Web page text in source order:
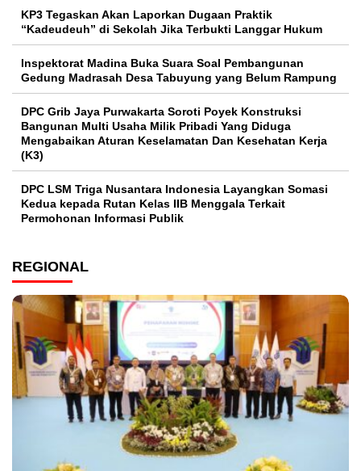
KP3 Tegaskan Akan Laporkan Dugaan Praktik
“Kadeudeuh” di Sekolah Jika Terbukti Langgar Hukum
Inspektorat Madina Buka Suara Soal Pembangunan
Gedung Madrasah Desa Tabuyung yang Belum Rampung
DPC Grib Jaya Purwakarta Soroti Poyek Konstruksi
Bangunan Multi Usaha Milik Pribadi Yang Diduga
Mengabaikan Aturan Keselamatan Dan Kesehatan Kerja
(K3)
DPC LSM Triga Nusantara Indonesia Layangkan Somasi
Kedua kepada Rutan Kelas IIB Menggala Terkait
Permohonan Informasi Publik
REGIONAL